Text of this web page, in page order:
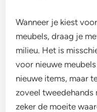
Wanneer je kiest
meubels, draag je
milieu. Het is
voor nieuwe
nieuwe items, maar
zoveel tweedehands
zeker de moeite